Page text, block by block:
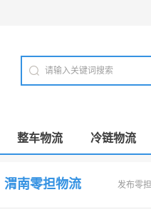
整车物流 冷链物流
渭南零担物流 发布零